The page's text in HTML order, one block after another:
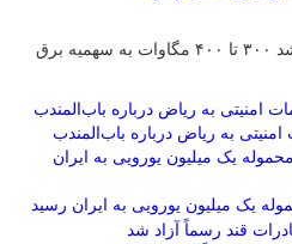
معاون وزیر صمت، گفت: مقرر شد ۳۰۰ تا ۴۰۰ مگاوات به سهمیه برق
به ریاض درباره باب‌المندب
یک میلیون یورویی به ایران رسید